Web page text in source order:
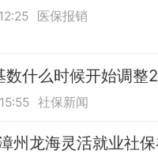
医保报销
数什么时候开始调整
社保新闻
州龙海灵活就业社